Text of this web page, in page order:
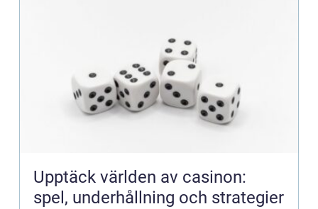
Upptäck världen av casinon:
spel, underhållning och strategier